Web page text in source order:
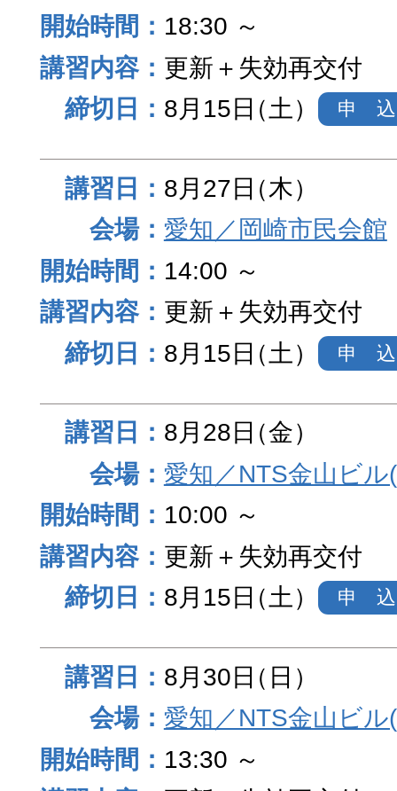
18:30 ～
更新＋失効再交付
8月15日（土） 申 込
8月27日（木）
愛知／岡崎市民会館
14:00 ～
更新＋失効再交付
8月15日（土） 申 込
8月28日（金）
愛知／NTS金山ビ
10:00 ～
更新＋失効再交付
8月15日（土） 申 込
8月30日（日）
愛知／NTS金山ビ
13:30 ～